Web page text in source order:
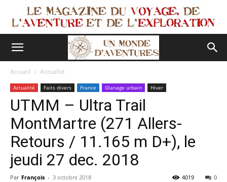
Accueil Actualité
Actualité Faits divers France Glanage urbain Hiver
UTMM – Ultra Trail
MontMartre (271 Allers-
Retours / 11.165 m D+), le
jeudi 27 dec. 2018
Par François - 3 octobre 2018 0
4019